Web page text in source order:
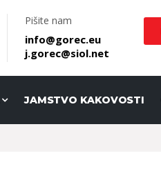
Pišite nam
info@gorec.eu
j.gorec@siol.net
JAMSTVO KAKOVOSTI